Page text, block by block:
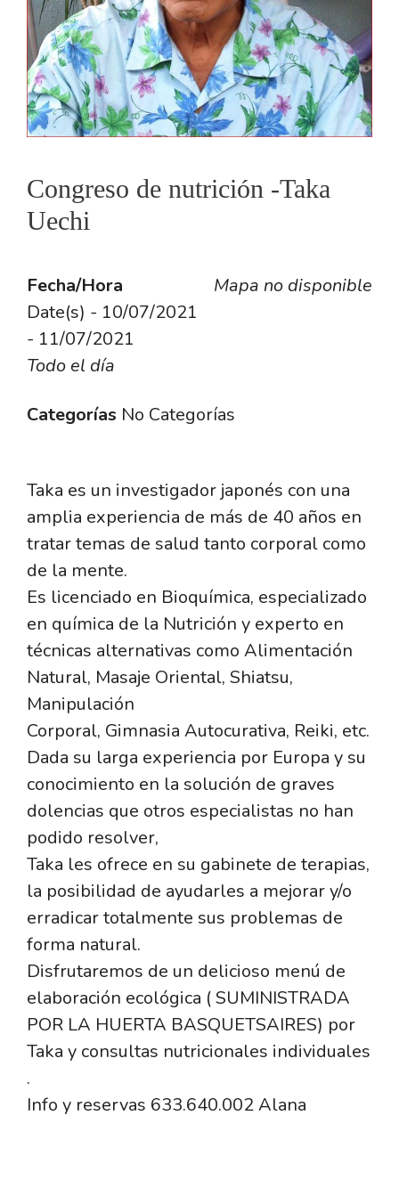
Congreso de nutrición -Taka
Uechi
Mapa no disponible
Fecha/Hora
Date(s) - 10/07/2021
- 11/07/2021
Todo el día
Categorías No Categorías
Taka es un investigador japonés con una
amplia experiencia de más de 40 años en
tratar temas de salud tanto corporal como
de la mente.
Es licenciado en Bioquímica, especializado
en química de la Nutrición y experto en
técnicas alternativas como Alimentación
Natural, Masaje Oriental, Shiatsu,
Manipulación
Corporal, Gimnasia Autocurativa, Reiki, etc.
Dada su larga experiencia por Europa y su
conocimiento en la solución de graves
dolencias que otros especialistas no han
podido resolver,
Taka les ofrece en su gabinete de terapias,
la posibilidad de ayudarles a mejorar y/o
erradicar totalmente sus problemas de
forma natural.
Disfrutaremos de un delicioso menú de
elaboración ecológica ( SUMINISTRADA
POR LA HUERTA BASQUETSAIRES) por
Taka y consultas nutricionales individuales
.
Info y reservas 633.640.002 Alana